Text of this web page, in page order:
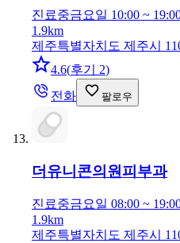
진료중금요일 10:00 ~
1.9km
제주특별자치도 제주시
4.6(후기 2)
전화
팔로우
더유니콘의원 피부과
진료중금요일 08:00 ~
1.9km
제주특별자치도 제주시